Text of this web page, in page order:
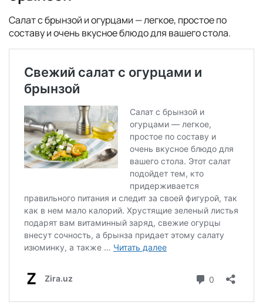
Салат с брынзой и огурцами — легкое, простое по
составу и очень вкусное блюдо для вашего стола.